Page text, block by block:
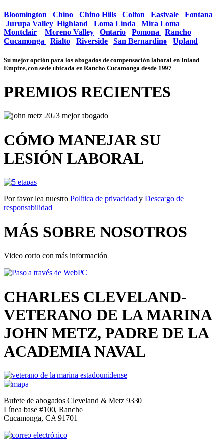
Bloomington Chino Chino Hills Colton Eastvale
Fontana
Jurupa Valley Highland Loma Linda
Mira Loma
Montclair
Moreno Valley Ontario Pomona
Rancho
Cucamonga
Rialto Riverside San Bernardino Upland
Su mejor opción para los abogados de compensación laboral en Inland
Empire, con sede ubicada en Rancho Cucamonga desde 1997
PREMIOS RECIENTES
CÓMO MANEJAR SU
LESIÓN LABORAL
Por favor lea nuestro Política de privacidad y Descargo de
responsabilidad
MÁS SOBRE NOSOTROS
Video corto con más información
CHARLES CLEVELAND-
VETERANO DE LA MARINA
JOHN METZ, PADRE DE LA
ACADEMIA NAVAL
Bufete de abogados Cleveland & Metz 9330
Línea base #100, Rancho
Cucamonga, CA 91701